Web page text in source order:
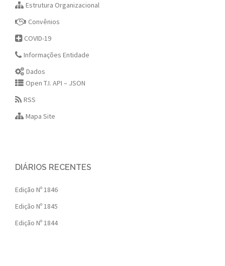
Estrutura Organizacional
Convênios
COVID-19
Informações Entidade
Dados
Open T.I. API – JSON
RSS
Mapa Site
DIÁRIOS RECENTES
Edição Nº 1846
Edição Nº 1845
Edição Nº 1844